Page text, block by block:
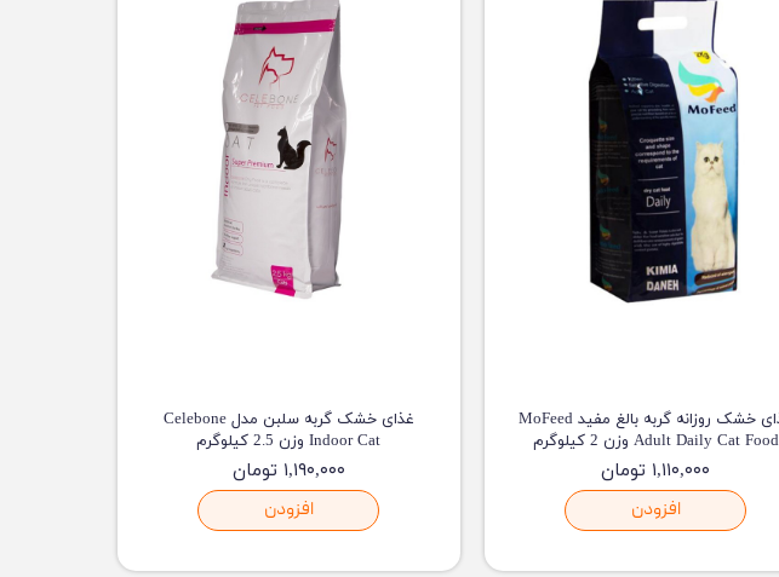
غذای خشک روزانه گربه بالغ مفید MoFeed
Adult Daily Cat Food وزن 2 کیلوگرم
۱,۱۱۰,۰۰۰ تومان
افزودن
غذای خشک گربه سلبن مدل Celebone
Indoor Cat وزن 2.5 کیلوگرم
۱,۱۹۰,۰۰۰ تومان
افزودن